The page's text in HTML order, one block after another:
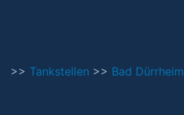
>> Tankstellen >> Bad Dürrheim